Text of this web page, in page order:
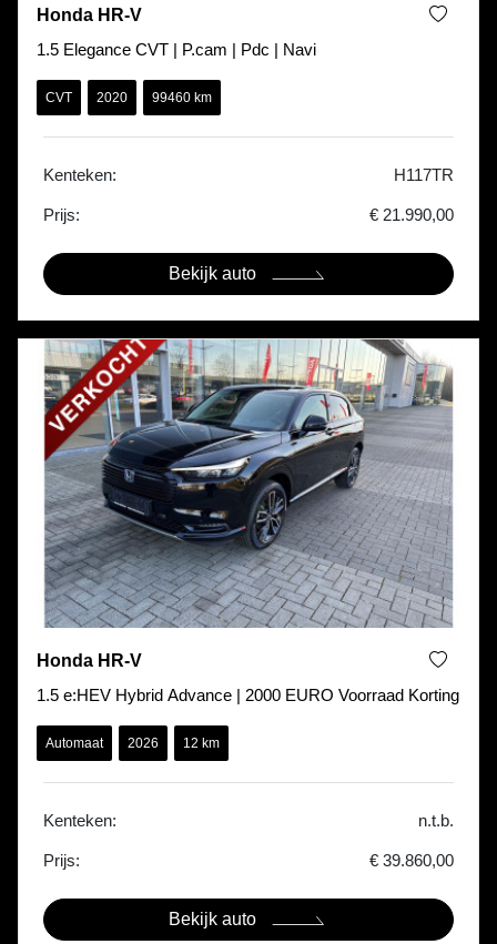
Honda HR-V
1.5 Elegance CVT | P.cam | Pdc | Navi
CVT 2020 99460 km
Kenteken: H117TR
Prijs: € 21.990,00
Bekijk auto
Honda HR-V
1.5 e:HEV Hybrid Advance | 2000 EURO Voorraad Korting
Automaat 2026 12 km
Kenteken: n.t.b.
Prijs: € 39.860,00
Bekijk auto